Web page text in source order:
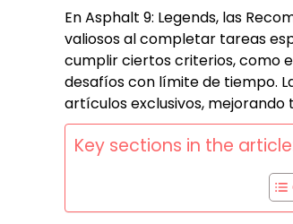
En Asphalt 9: Legends, las
valiosos al completar tareas
cumplir ciertos criterios, como
desafíos con límite de tiempo.
artículos exclusivos,
Key sections in the